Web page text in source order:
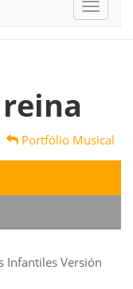
Toggle
Portfólio Musical
Infantiles Versión